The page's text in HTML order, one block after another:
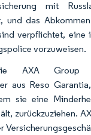
mit
und das
verpflichtet, eine
vorzuweisen.
AXA Group
aus Reso
sie eine
zurückzuziehen.